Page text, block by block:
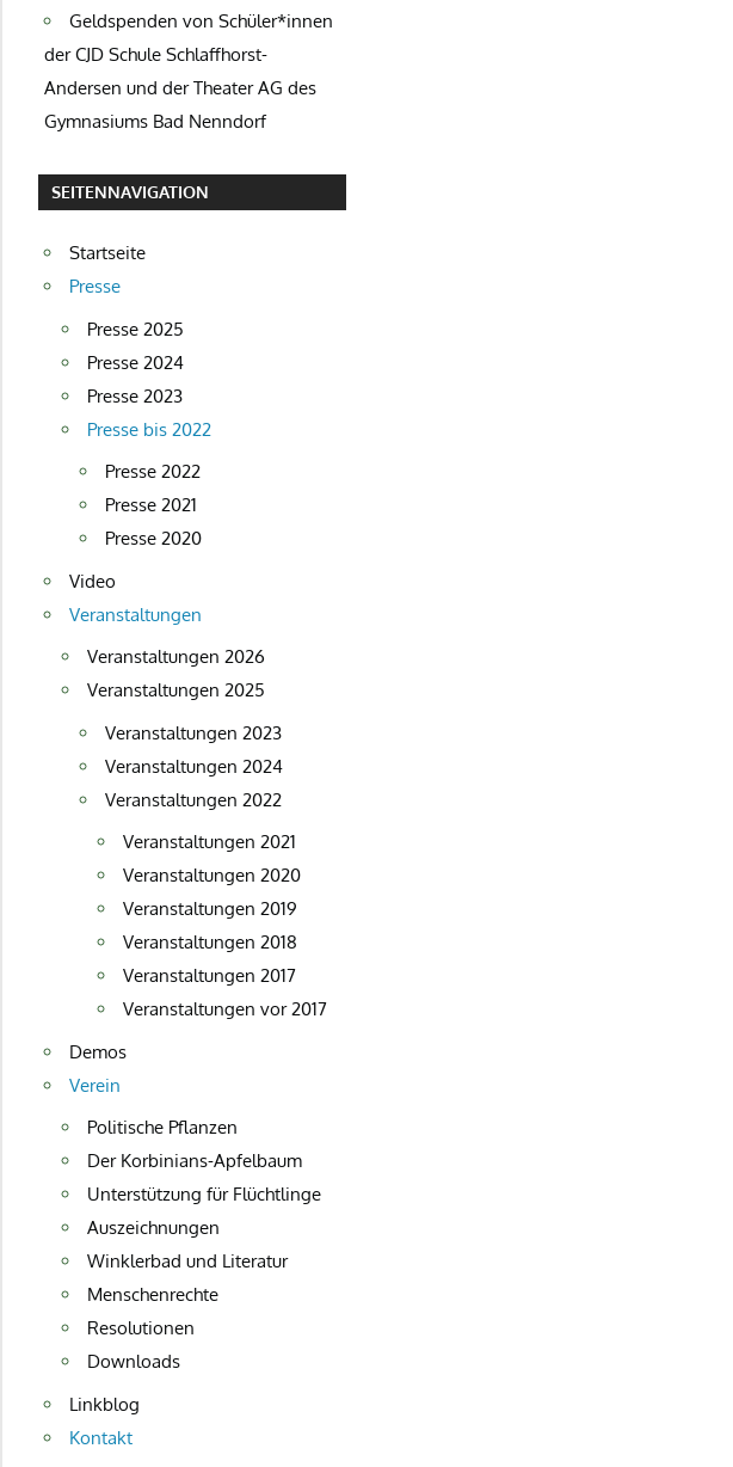
Geldspenden von Schüler*innen
der CJD Schule Schlaffhorst-
Andersen und der Theater AG des
Gymnasiums Bad Nenndorf
SEITENNAVIGATION
Startseite
Presse
Presse 2025
Presse 2024
Presse 2023
Presse bis 2022
Presse 2022
Presse 2021
Presse 2020
Video
Veranstaltungen
Veranstaltungen 2026
Veranstaltungen 2025
Veranstaltungen 2023
Veranstaltungen 2024
Veranstaltungen 2022
Veranstaltungen 2021
Veranstaltungen 2020
Veranstaltungen 2019
Veranstaltungen 2018
Veranstaltungen 2017
Veranstaltungen vor 2017
Demos
Verein
Politische Pflanzen
Der Korbinians-Apfelbaum
Unterstützung für Flüchtlinge
Auszeichnungen
Winklerbad und Literatur
Menschenrechte
Resolutionen
Downloads
Linkblog
Kontakt